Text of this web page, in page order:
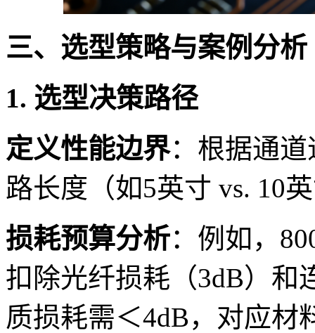
三、选型策略与案例分析
1. 选型决策路径
定义性能边界：根据通道
路长度（如5英寸 vs. 10
损耗预算分析：例如，
扣除光纤损耗（3dB）和
质损耗需＜4dB，对应材